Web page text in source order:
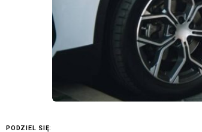
PODZIEL SIĘ: